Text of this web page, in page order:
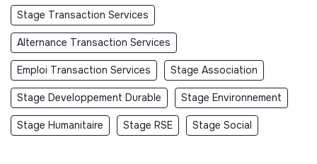
Stage Transaction Services
Alternance Transaction Services
Emploi Transaction Services Stage Association
Stage Developpement Durable Stage Environnement
Stage Humanitaire Stage RSE Stage Social